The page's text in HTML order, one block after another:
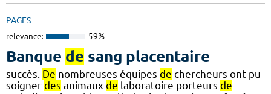
PAGES
relevance: 59%
Banque de sang placentaire
succès. De nombreuses équipes de chercheurs ont pu
soigner des animaux de laboratoire porteurs de